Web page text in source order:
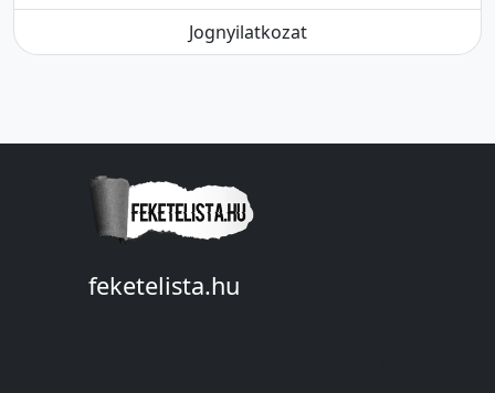
Jognyilatkozat
feketelista.hu